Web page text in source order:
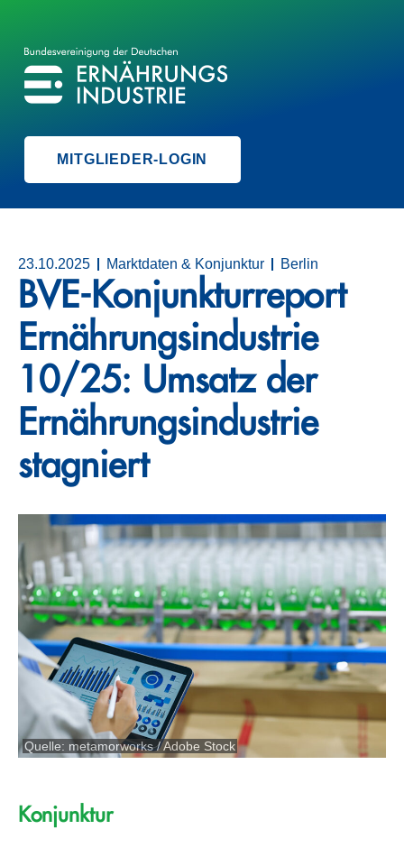
BVE
BUNDESVEREINIGUNG DER ERNÄHRUNGSINDUSTRIE
MITGLIEDER-LOGIN
23.10.2025 Marktdaten & Konjunktur Berlin
BVE-Konjunkturreport
Ernährungsindustrie
10/25: Umsatz der
Ernährungsindustrie
stagniert
Quelle: metamorworks / Adobe Stock
Konjunktur